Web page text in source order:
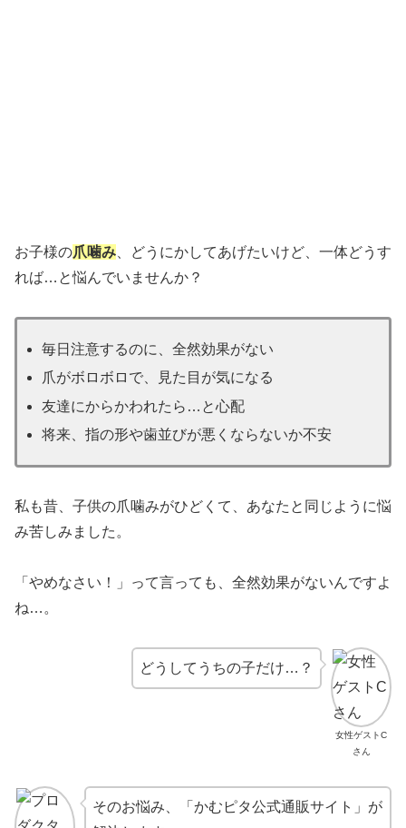
お子様の爪噛み 、どうにかしてあげたいけど、一体どうす
れば…と悩んでいませんか？
毎日注意するのに、全然効果がない
爪がボロボロで、見た目が気になる
友達にからかわれたら…と心配
将来、指の形や歯並びが悪くならないか不安
私も昔、子供の爪噛みがひどくて、あなたと同じように悩
み苦しみました。
「やめなさい！」って言っても、全然効果がないんですよ
ね…。
女性ゲストC
さん
どうしてうちの子だけ…？
そのお悩み、「かむピタ公式通販サイト」が